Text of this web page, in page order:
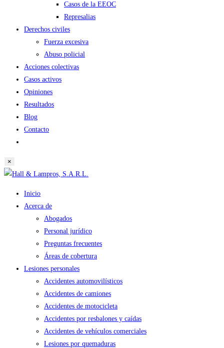
Casos de la EEOC
Represalias
Derechos civiles
Fuerza excesiva
Abuso policial
Acciones colectivas
Casos activos
Opiniones
Resultados
Blog
Contacto
la
web
×
Saltar
contenido
Inicio
Acerca de
Abogados
Personal jurídico
Preguntas frecuentes
Áreas de cobertura
Lesiones personales
Accidentes automovilísticos
Accidentes de camiones
Accidentes de motocicleta
Accidentes por resbalones y caídas
Accidentes de vehículos comerciales
Lesiones por quemaduras